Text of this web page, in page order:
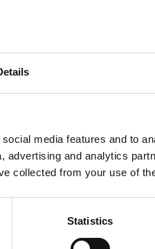
media features and to
advertising and analytics
collected from your use of
Statistics